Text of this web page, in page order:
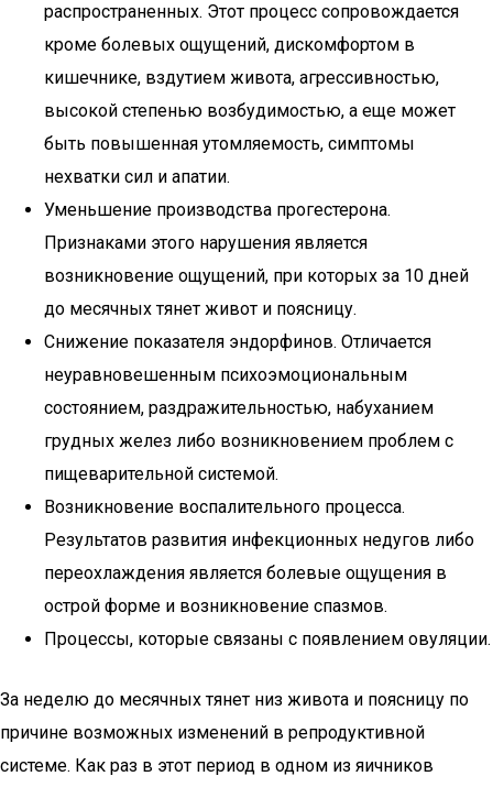
распространенных. Этот процесс сопровождается
кроме болевых ощущений, дискомфортом в
кишечнике, вздутием живота, агрессивностью,
высокой степенью возбудимостью, а еще может
быть повышенная утомляемость, симптомы
нехватки сил и апатии.
Уменьшение производства прогестерона.
Признаками этого нарушения является
возникновение ощущений, при которых за 10 дней
до месячных тянет живот и поясницу.
Снижение показателя эндорфинов. Отличается
неуравновешенным психоэмоциональным
состоянием, раздражительностью, набуханием
грудных желез либо возникновением проблем с
пищеварительной системой.
Возникновение воспалительного процесса.
Результатов развития инфекционных недугов либо
переохлаждения является болевые ощущения в
острой форме и возникновение спазмов.
Процессы, которые связаны с появлением овуляции.
За неделю до месячных тянет низ живота и поясницу по
причине возможных изменений в репродуктивной
системе. Как раз в этот период в одном из яичников